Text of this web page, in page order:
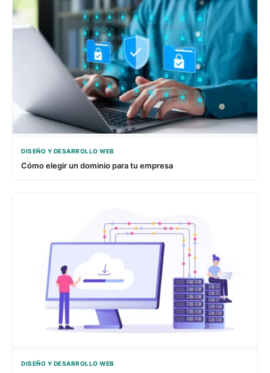
DISEÑO Y DESARROLLO WEB
Cómo elegir un dominio para tu empresa
DISEÑO Y DESARROLLO WEB